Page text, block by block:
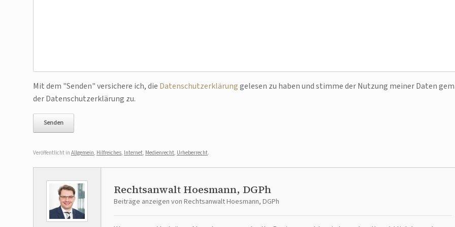
Bitte lasse dieses Feld leer.
Mit dem "Senden" versichere ich, die Datenschutzerklärunggelesen zu haben und stimme der Nutzung meiner Daten
der Datenschutzerklärung zu.
Veröffentlicht in Allgemein, Hilfreiches, Internet, Medienrecht, Urheberrecht.
Rechtsanwalt Hoesmann, DGPh
Beiträge anzeigen von Rechtsanwalt Hoesmann, DGPh